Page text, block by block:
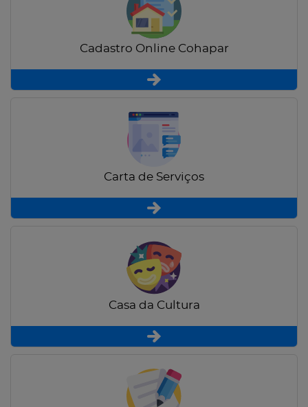
Cadastro Online Cohapar
Carta de Serviços
Casa da Cultura